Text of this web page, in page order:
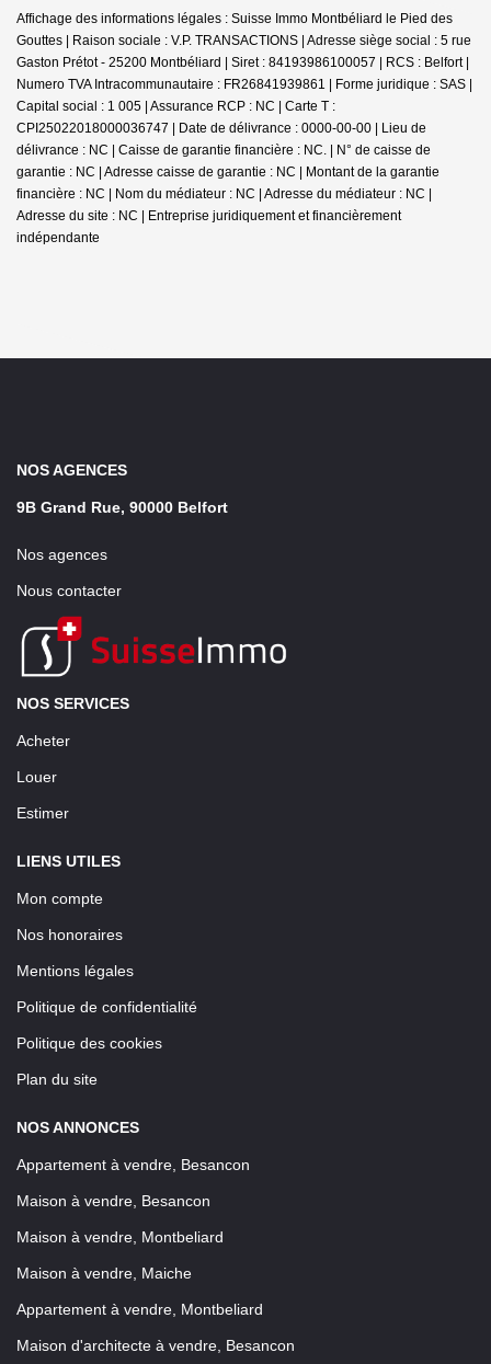
Affichage des informations légales : Suisse Immo Montbéliard le Pied des
Gouttes | Raison sociale : V.P. TRANSACTIONS | Adresse siège social : 5 rue
Gaston Prétot - 25200 Montbéliard | Siret : 84193986100057 | RCS : Belfort |
Numero TVA Intracommunautaire : FR26841939861 | Forme juridique : SAS |
Capital social : 1 005 | Assurance RCP : NC | Carte T :
CPI25022018000036747 | Date de délivrance : 0000-00-00 | Lieu de
délivrance : NC | Caisse de garantie financière : NC. | N° de caisse de
garantie : NC | Adresse caisse de garantie : NC | Montant de la garantie
financière : NC | Nom du médiateur : NC | Adresse du médiateur : NC |
Adresse du site : NC | Entreprise juridiquement et financièrement
indépendante
NOS AGENCES
9B Grand Rue, 90000 Belfort
Nos agences
Nous contacter
NOS SERVICES
Acheter
Louer
Estimer
LIENS UTILES
Mon compte
Nos honoraires
Mentions légales
Politique de confidentialité
Politique des cookies
Plan du site
NOS ANNONCES
Appartement à vendre, Besancon
Maison à vendre, Besancon
Maison à vendre, Montbeliard
Maison à vendre, Maiche
Appartement à vendre, Montbeliard
Maison d'architecte à vendre, Besancon